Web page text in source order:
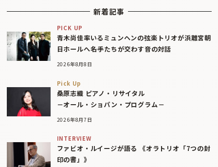
新着記事
PICK UP
青木尚佳率いるミュンヘンの弦楽トリオが浜離宮朝
日ホールへ――名手たちが交わす音の対話
2026年8月8日
Pick Up
桑原志織 ピアノ・リサイタル
－オール・ショパン・プログラム－
2026年8月7日
INTERVIEW
ファビオ・ルイージが語る 《オラトリオ「7つの封
印の書」》